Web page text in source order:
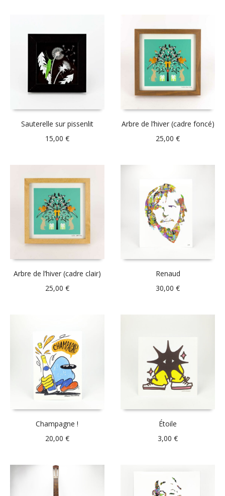
Sauterelle sur pissenlit
15,00 €
Arbre de l’hiver (cadre foncé)
25,00€
Arbre de l’hiver (cadre clair)
25,00 €
Renaud
30,00€
Champagne !
20,00 €
Étoile
3,00€